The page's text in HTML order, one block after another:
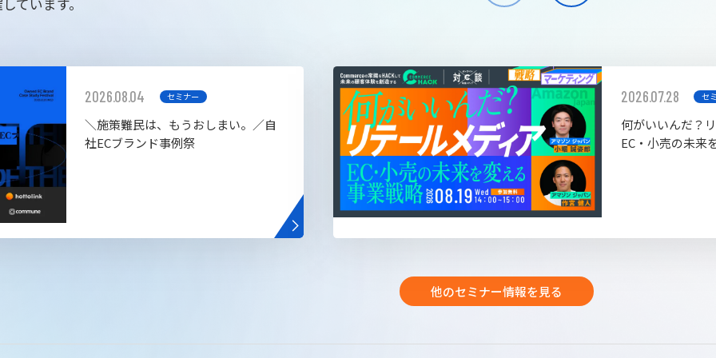
ています。
2026.08.04 セミナー
＼施策難民は、もうおしまい。／自
社ECブランド事例祭
2026.07.28 セ
何がいいんだ？
EC・小売の未来
他のセミナー情報を見る